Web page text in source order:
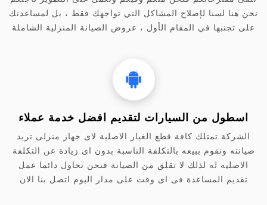
نحن هنا لسنا لإصلاح المشاكل التي تواجهك فقط ، بل لمساعدتك
على تجنبها في المقام الأول ، عروض الصيانة المنزلية الشاملة
اسطول من السيارات لتقديم افضل خدمة عملاء
الشركة تمتلك كافة قطع الغيار الاصلية لاى جهاز منزلى تريد
صيانته ونقوم ببيعه بالتكلفة الناسبة بدون اى زيادة عن التكلفة
الاصليه له لذلك لا تقلق من الصيانة فنحن نحاول دائما عمل
تقديم المساعدة فى اى وقت على مدار اليوم اتصل بنا الان